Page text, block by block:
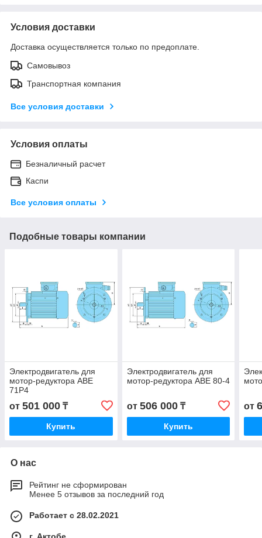
Условия доставки
Доставка осуществляется только по предоплате.
Самовывоз
Транспортная компания
Все условия доставки
Условия оплаты
Безналичный расчет
Каспи
Все условия оплаты
Подобные товары компании
Электродвигатель для
мотор-редуктора АВЕ
71Р4
от 501 000 ₸
Купить
Электродвигатель для
мотор-редуктора АВЕ 80-4
от 506 000₸
Купить
от
О нас
Рейтинг не сформирован
Менее 5 отзывов за последний год
Работает с 28.02.2021